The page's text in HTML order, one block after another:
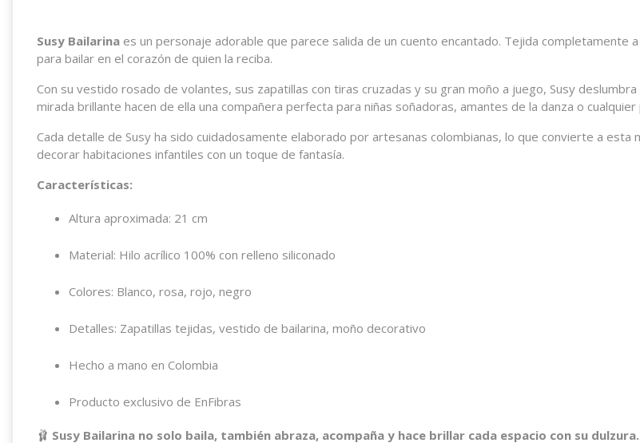
Susy Bailarina es un personaje adorable que parece salida de un cuento encantado. Tejida
para bailar en el corazón de quien la reciba.
Con su vestido rosado de volantes, sus zapatillas con tiras cruzadas y su gran moño a juego, Susy
mirada brillante hacen de ella una compañera perfecta para niñas soñadoras, amantes de la danza o
Cada detalle de Susy ha sido cuidadosamente elaborado por artesanas colombianas, lo que convierte a esta
decorar habitaciones infantiles con un toque de fantasía.
Características:
Altura aproximada: 21 cm
Material: Hilo acrílico 100% con relleno siliconado
Colores: Blanco, rosa, rojo, negro
Detalles: Zapatillas tejidas, vestido de bailarina, moño decorativo
Hecho a mano en Colombia
Producto exclusivo de EnFibras
🩰 Susy Bailarina no solo baila, también abraza, acompaña y hace brillar cada espacio con su dulzura.